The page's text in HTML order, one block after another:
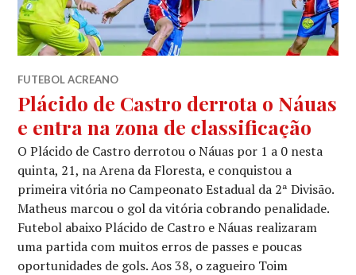
FUTEBOL ACREANO
Plácido de Castro derrota o Náuas
e entra na zona de classificação
O Plácido de Castro derrotou o Náuas por 1 a 0 nesta
quinta, 21, na Arena da Floresta, e conquistou a
primeira vitória no Campeonato Estadual da 2ª Divisão.
Matheus marcou o gol da vitória cobrando penalidade.
Futebol abaixo Plácido de Castro e Náuas realizaram
uma partida com muitos erros de passes e poucas
oportunidades de gols. Aos 38, o zagueiro Toim